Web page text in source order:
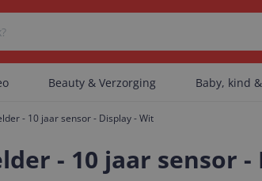
zijn geen categorieën gevonden.
Beauty & Verzorging Baby, kind
- 10 jaar sensor - Display - Wit
- 10 jaar sensor -